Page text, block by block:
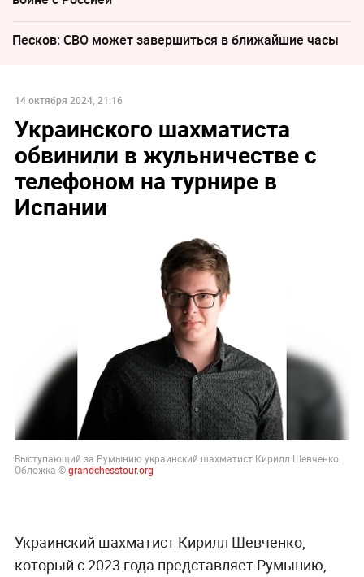
Песков: СВО может завершиться в ближайшие часы
14 октября 2024, 21:16
Украинского шахматиста
обвинили в жульничестве с
телефоном на турнире в
Испании
Выступающий за Румынию украинский шахматист Кирилл Шевченко.
Обложка ©grandchesstour.org
Украинский шахматист Кирилл Шевченко,
который с 2023 года представляет Румынию,